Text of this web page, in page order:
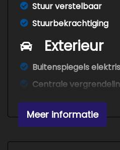
Stuur verstelbaar
Stuurbekrachtiging
Exterieur
Buitenspiegels
Centrale
Extra getint glas achter
Metaalkleur
Meer informatie